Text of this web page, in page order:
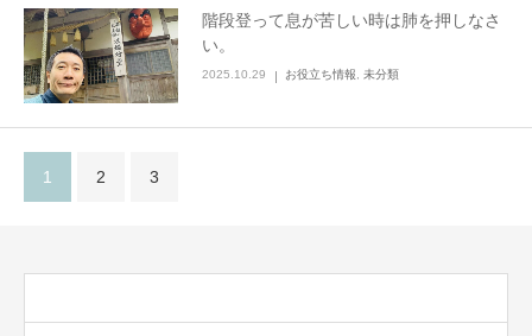
階段登って息が苦しい時は肺を押しなさ
い。
2025.10.29 お役立ち情報 未分類
1 2 3